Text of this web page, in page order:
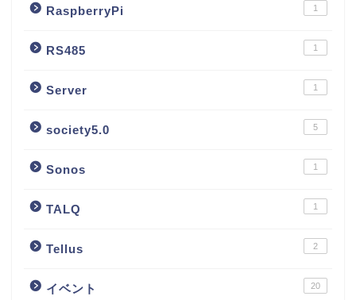
RaspberryPi 1
RS485 1
Server 1
society5.0 5
Sonos 1
TALQ 1
Tellus 2
イベント 20